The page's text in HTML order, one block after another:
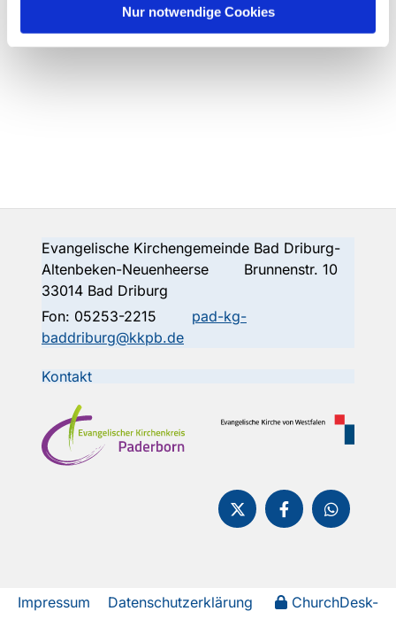
Nur notwendige Cookies
Evangelische Kirchengemeinde Bad Driburg-
Altenbeken-Neuenheerse Brunnenstr. 10
33014 Bad Driburg
Fon: 05253-2215
pad-kg-
baddriburg@kkpb.de
Kontakt
Impressum Datenschutzerklärung ChurchDesk-